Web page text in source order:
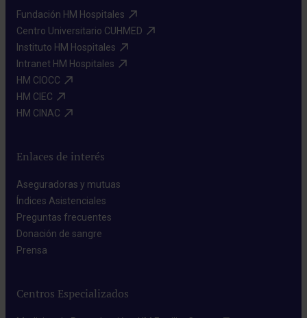
Fundación HM Hospitales​
Centro Universitario CUHMED​
Instituto HM Hospitales​
Intranet HM Hospitales​
HM CIOCC​
HM CIEC​
HM CINAC​
Enlaces de interés
Aseguradoras y mutuas​
Índices Asistenciales​
Preguntas frecuentes​
Donación de sangre​
Prensa​
Centros Especializados